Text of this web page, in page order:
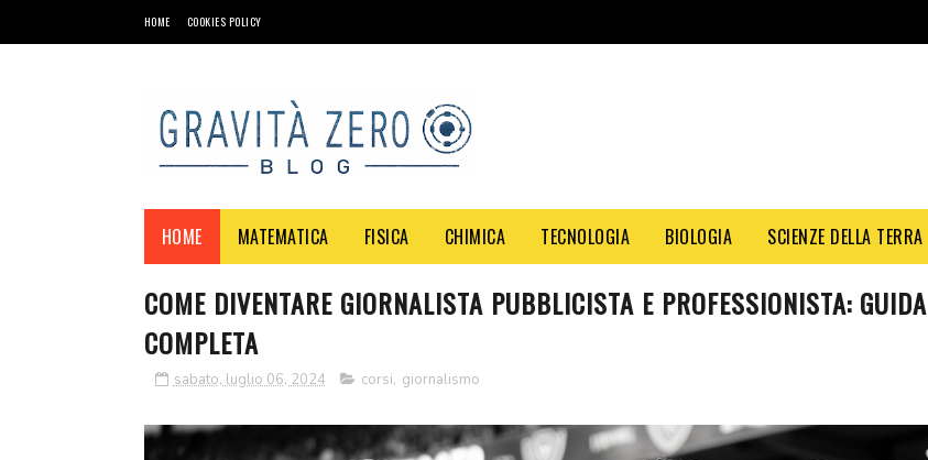
HOME COOKIES POLICY
HOME MATEMATICA FISICA CHIMICA TECNOLOGIA BIOLOGIA SCIENZE DELLA TERRA
COME DIVENTARE GIORNALISTA PUBBLICISTA E PROFESSIONISTA: GUIDA
COMPLETA
sabato, luglio 06, 2024 corsi, giornalismo